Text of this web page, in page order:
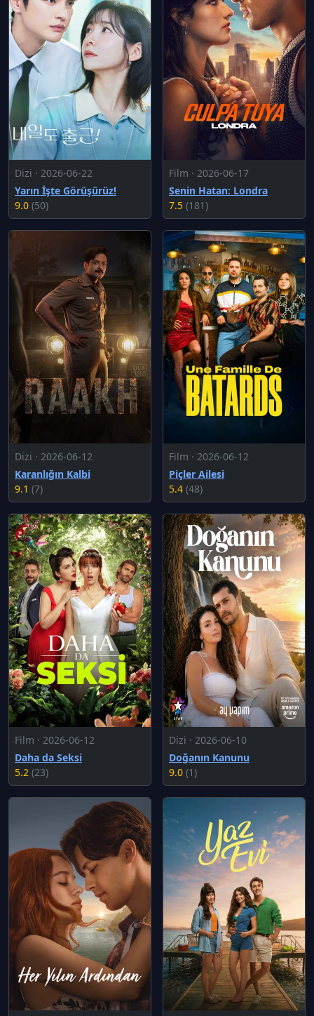
Dizi · 2026-06-22
Yarın İşte Görüşürüz!
9.0 (50)
Film · 2026-06-17
Senin Hatan: Londra
7.5 (181)
Dizi · 2026-06-12
Karanlığın Kalbi
9.1 (7)
Film · 2026-06-12
Piçler Ailesi
5.4 (48)
Film · 2026-06-12
Daha da Seksi
5.2 (23)
Dizi · 2026-06-10
Doğanın Kanunu
9.0 (1)